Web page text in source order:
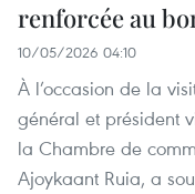
renforcée au
10/05/2026 04:10
À l’occasion de la
général et président
la Chambre de
Ajoykaant Ruia, a